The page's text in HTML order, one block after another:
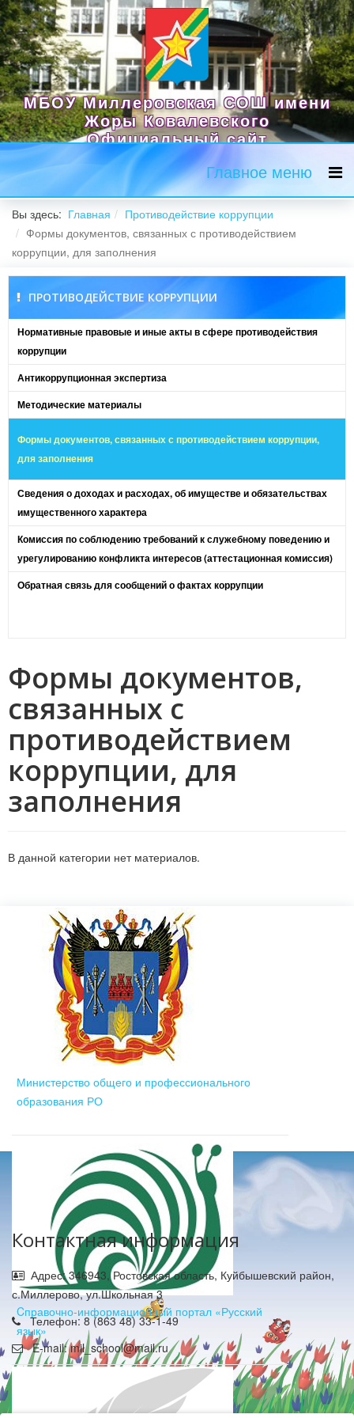
МБОУ Миллеровская СОШ имени
Жоры Ковалевского
Официальный сайт
Главное меню
Вы здесь: Главная
Противодействие коррупции
Формы документов, связанных с противодействием
коррупции, для заполнения
ПРОТИВОДЕЙСТВИЕ КОРРУПЦИИ
Нормативные правовые и иные акты в сфере противодействия
коррупции
Антикоррупционная экспертиза
Методические материалы
Формы документов, связанных с противодействием коррупции,
для заполнения
Сведения о доходах и расходах, об имуществе и обязательствах
имущественного характера
Комиссия по соблюдению требований к служебному поведению и
урегулированию конфликта интересов (аттестационная комиссия)
Обратная связь для сообщений о фактах коррупции
Формы документов,
связанных с
противодействием
коррупции, для
заполнения
В данной категории нет материалов.
Министерство общего и профессионального
образования РО
Cправочно-информационный портал «Русский
язык»
Контактная информация
Адрес: 346943, Ростовская область, Куйбышевский район,
с.Миллерово, ул.Школьная 3
Телефон: 8 (863 48) 33-1-49
E-mail: mil_school@mail.ru